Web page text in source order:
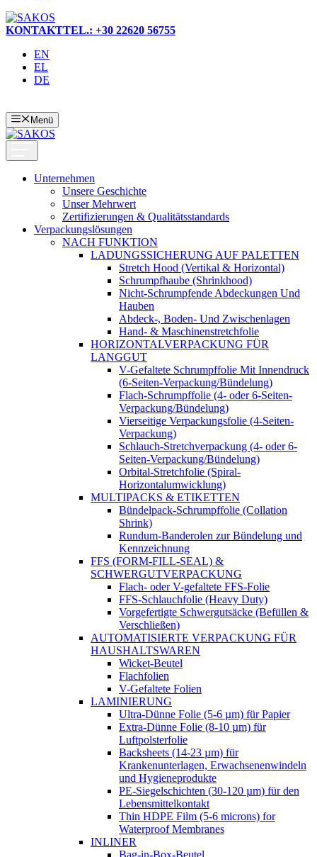
KONTAKTTEL.: +30 22620 56755
EN
EL
DE
Menü
Unternehmen
Unsere Geschichte
Unser Mehrwert
Zertifizierungen & Qualitätsstandards
Verpackungslösungen
NACH FUNKTION
LADUNGSSICHERUNG AUF PALETTEN
Stretch Hood (Vertikal & Horizontal)
Schrumpfhaube (Shrinkhood)
Nicht-Schrumpfende Abdeckungen Und
Hauben
Abdeck-, Boden- Und Zwischenlagen
Hand- & Maschinenstretchfolie
HORIZONTALVERPACKUNG FÜR
LANGGUT
V-Gefaltete Schrumpffolie Mit Innendruck
(6-Seiten-Verpackung/Bündelung)
Flach-Schrumpffolie (4- oder 6-Seiten-
Verpackung/Bündelung)
Vierseitige Verpackungsfolie (4-Seiten-
Verpackung)
Schlauch-Stretchverpackung (4- oder 6-
Seiten-Verpackung/Bündelung)
Orbital-Stretchfolie (Spiral-
Horizontalumwicklung)
MULTIPACKS & ETIKETTEN
Bündelpack-Schrumpffolie (Collation
Shrink)
Rundum-Banderolen zur Bündelung und
Kennzeichnung
FFS (FORM-FILL-SEAL) &
SCHWERGUTVERPACKUNG
Flach- oder V-gefaltete FFS-Folie
FFS-Schlauchfolie (Heavy Duty)
Vorgefertigte Schwergutsäcke (Befüllen &
Verschließen)
AUTOMATISIERTE VERPACKUNG FÜR
HAUSHALTSWAREN
Wicket-Beutel
Flachfolien
V-Gefaltete Folien
LAMINIERUNG
Ultra-Dünne Folie (5-6 µm) für Papier
Extra-Dünne Folie (8-10 µm) für
Luftpolsterfolie
Backsheets (14-23 µm) für
Krankenunterlagen, Erwachsenenwindeln
und Hygieneprodukte
PE-Siegelschichten (30-120 µm) für den
Lebensmittelkontakt
Thin HDPE Film (5-6 microns) for
Waterproof Membranes
INLINER
Bag-in-Box-Beutel